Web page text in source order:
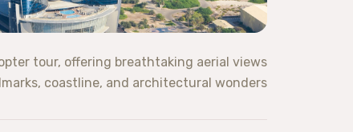
tour, offering breathtaking aerial views
coastline, and architectural wonders.